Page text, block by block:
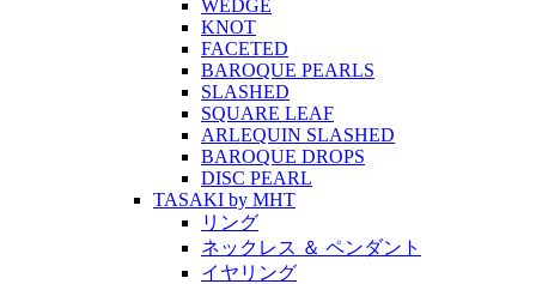
WEDGE
KNOT
FACETED
BAROQUE PEARLS
SLASHED
SQUARE LEAF
ARLEQUIN SLASHED
BAROQUE DROPS
DISC PEARL
TASAKI by MHT
リング
ネックレス ＆ ペンダント
イヤリング